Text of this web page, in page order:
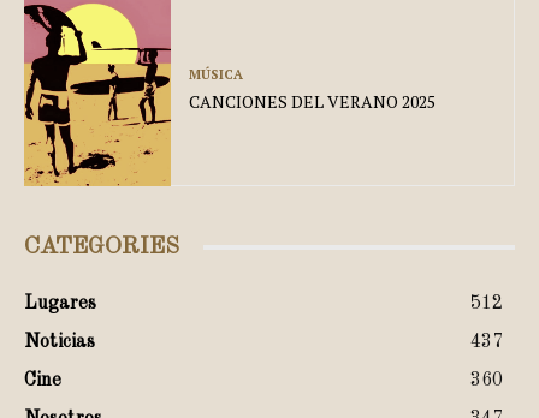
MÚSICA
CANCIONES DEL VERANO 2025
CATEGORIES
Lugares
512
Noticias
437
Cine
360